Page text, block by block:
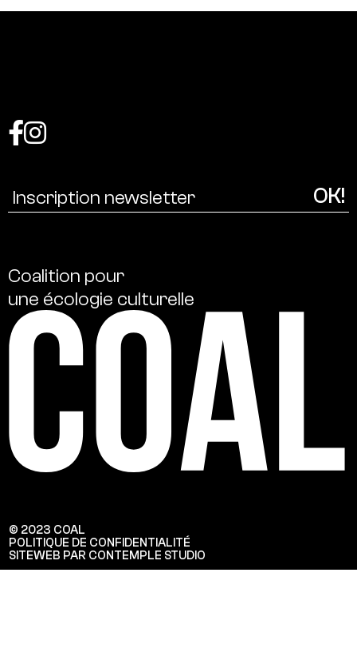
Coalition pour
une écologie culturelle
© 2023 COAL
POLITIQUE DE CONFIDENTIALITÉ
SITEWEB PAR CONTEMPLE STUDIO